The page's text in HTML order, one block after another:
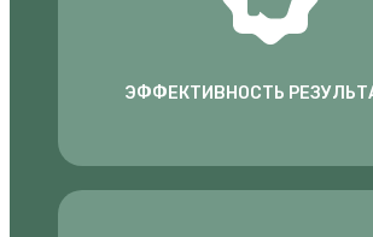
ЭФФЕКТИВНОСТЬ